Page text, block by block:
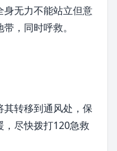
身无力不能站立但意
，同时呼救。
其转移到通风处，保
尽快拨打120急救